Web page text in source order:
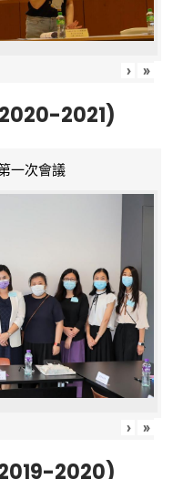
› »
2021)
一次會議
› »
2020)